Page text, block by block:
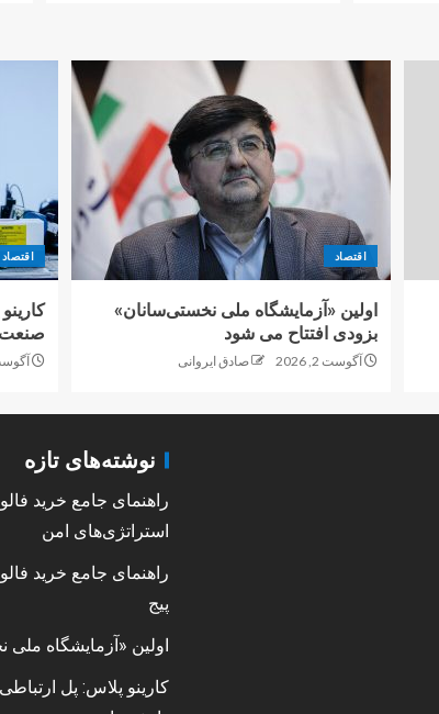
اقتصاد
اولین «آزمایشگاه ملی نخستی‌سانان»
بزودی افتتاح می شود
آگوست 2, 2026 صادق ایروانی
اقتصاد
صنعت
آگوست 2,
نوشته‌های تازه
راهنمای جامع خرید
استراتژی‌های امن
راهنمای جامع خرید
پیج
اولین «آزمایشگاه
کارینو پلاس: پل